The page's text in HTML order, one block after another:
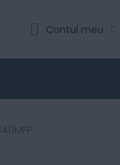
Contul meu